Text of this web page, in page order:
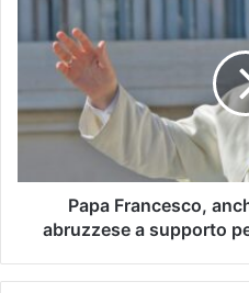
Papa Francesco,
abruzzese a supporto